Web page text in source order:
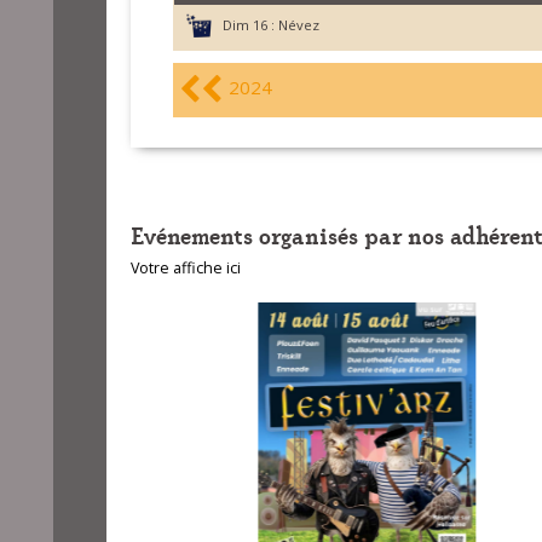
Dim 16 : Névez
2024
Evénements organisés par nos
Votre affiche ici